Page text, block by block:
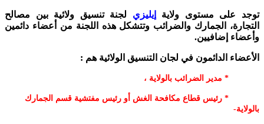
توجد على مستوى ولاية إيليزي لجنة تنسيق ولائية بين مصالح
التجارة، الجمارك والضرائب وتتشكل هذه اللجنة من أعضاء دائمين
وأعضاء إضافيين.
‏الأعضاء الدائمون في لجان التنسيق الولائية هم :
* مدير الضرائب بالولاية ،
‏ * رئيس قطاع مكافحة الغش أو رئيس مفتشية قسم الجمارك
بالولاية-